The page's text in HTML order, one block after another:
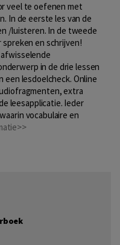
veel te oefenen met
In de eerste les van de
/luisteren. In de tweede
spreken en schrijven!
in de drie lessen
een lesdoelcheck. Online
extra
leesapplicatie. Ieder
vocabulaire en